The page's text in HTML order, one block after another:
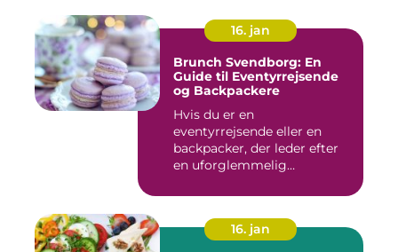
16. jan
Brunch Svendborg: En
Guide til Eventyrrejsende
og Backpackere
Hvis du er en
eventyrrejsende eller en
backpacker, der leder efter
en uforglemmelig
16. jan